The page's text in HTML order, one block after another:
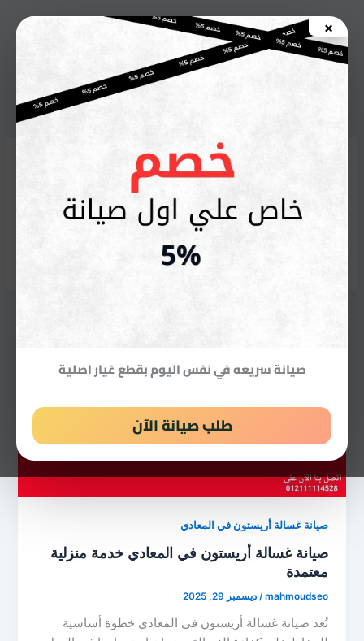
×
صيانة سريعه في نفس اليوم بقطع غيار اصلية
طلب صيانة الآن
إلى
المحتوى
صيانة غسالة أريستون في
المعادي
صيانة غسالة أريستون في المعادي
صيانة غسالة أريستون في المعادي خدمة منزلية
معتمدة
mahmoudseo
/ديسمبر 29, 2025
تُعد صيانة غسالة أريستون في المعادي خطوة أساسية